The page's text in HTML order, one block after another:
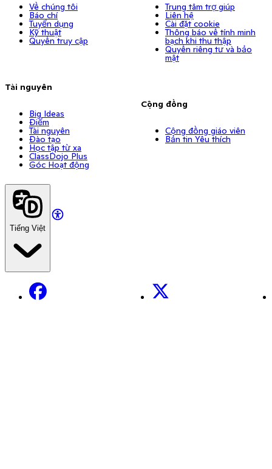
Về chúng tôi
Báo chí
Tuyển dụng
Kỹ thuật
Quyền truy cập
Tài nguyên
Big Ideas
Điểm
Tài nguyên
Đào tạo
Học tập từ xa
ClassDojo Plus
Góc Hoạt động
Trung tâm trợ giúp
Liên hệ
Cài đặt cookie
Thông báo về tính minh
bạch khi thu thập
Quyền riêng tư và bảo
mật
Cộng đồng
Cộng đồng giáo viên
Bản tin Yêu thích
Tiếng Việt
Facebook X